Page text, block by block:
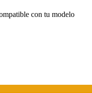
con tu modelo